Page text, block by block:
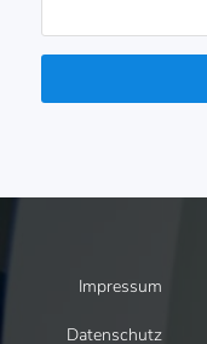
Impressum
Datenschutz